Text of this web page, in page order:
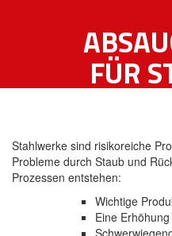
FÜR
Stahlwerke sind risikoreiche
Probleme durch Staub und
Prozessen entstehen:
Wichtige
Eine